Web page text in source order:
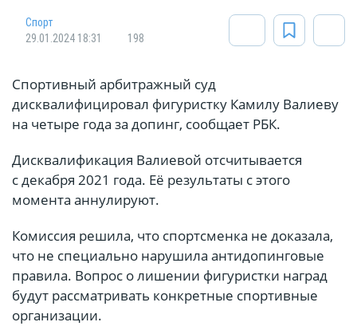
Спорт
29.01.2024 18:31
198
Спортивный арбитражный суд
дисквалифицировал фигуристку Камилу Валиеву
на четыре года за допинг, сообщает РБК.
Дисквалификация Валиевой отсчитывается
с декабря 2021 года. Её результаты с этого
момента аннулируют.
Комиссия решила, что спортсменка не доказала,
что не специально нарушила антидопинговые
правила. Вопрос о лишении фигуристки наград
будут рассматривать конкретные спортивные
организации.